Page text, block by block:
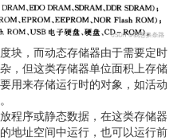
块，而动态存储器由于需要定时
，但这类存储器单位面积上存储
用来存储运行时的对象，如活动
程序或静态数据，在这类存储器
地址空间中运行，也可以运行前